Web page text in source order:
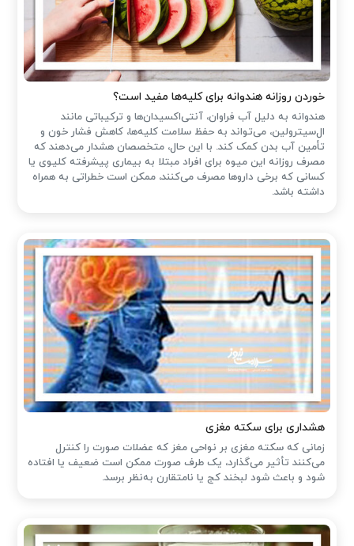
خوردن روزانه هندوانه برای کلیه‌ها مفید است؟
هندوانه به دلیل آب فراوان، آنتی‌اکسیدان‌ها و ترکیباتی مانند
ال‌سیترولین، می‌تواند به حفظ سلامت کلیه‌ها، کاهش فشار خون و
تأمین آب بدن کمک کند. با این حال، متخصصان هشدار می‌دهند که
مصرف روزانه این میوه برای افراد مبتلا به بیماری پیشرفته کلیوی یا
کسانی که برخی داروها مصرف می‌کنند، ممکن است خطراتی به همراه
داشته باشد.
هشداری برای سکته مغزی
زمانی که سکته مغزی بر نواحی مغز که عضلات صورت را کنترل
می‌کنند تأثیر می‌گذارد، یک طرف صورت ممکن است ضعیف یا افتاده
شود و باعث شود لبخند کج یا نامتقارن به‌نظر برسد.